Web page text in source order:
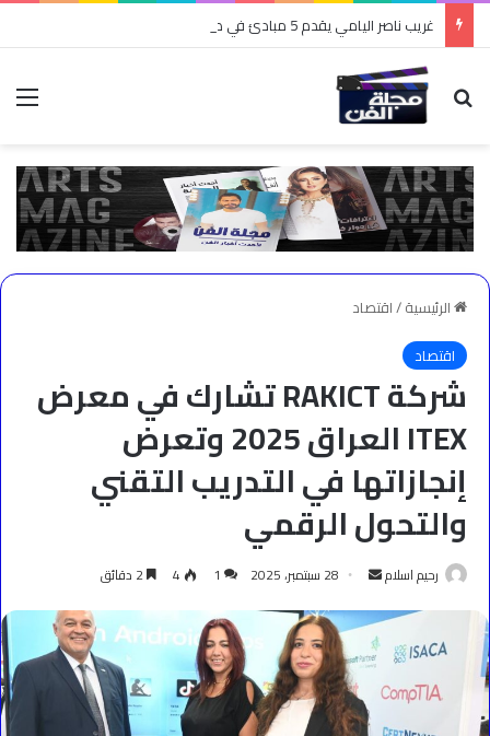
غريب ناصر اليامي يقدم 5 مبادئ في صناعة المحتوى
بحث عن
الرئيسية/اقتصاد
اقتصاد
شركة RAKICT تشارك في معرض
ITEX العراق 2025 وتعرض
إنجازاتها في التدريب التقني
والتحول الرقمي
رحيم اسلام
أرسل
إلكترونيا
28 سبتمبر، 2025 1
4